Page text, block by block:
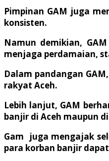
Pimpinan GAM juga
konsisten.
Namun demikian,
menjaga perdamaian,
Dalam pandangan
rakyat Aceh.
Lebih lanjut, GAM
banjir di Aceh maupun
Gam juga mengajak
para korban banjir